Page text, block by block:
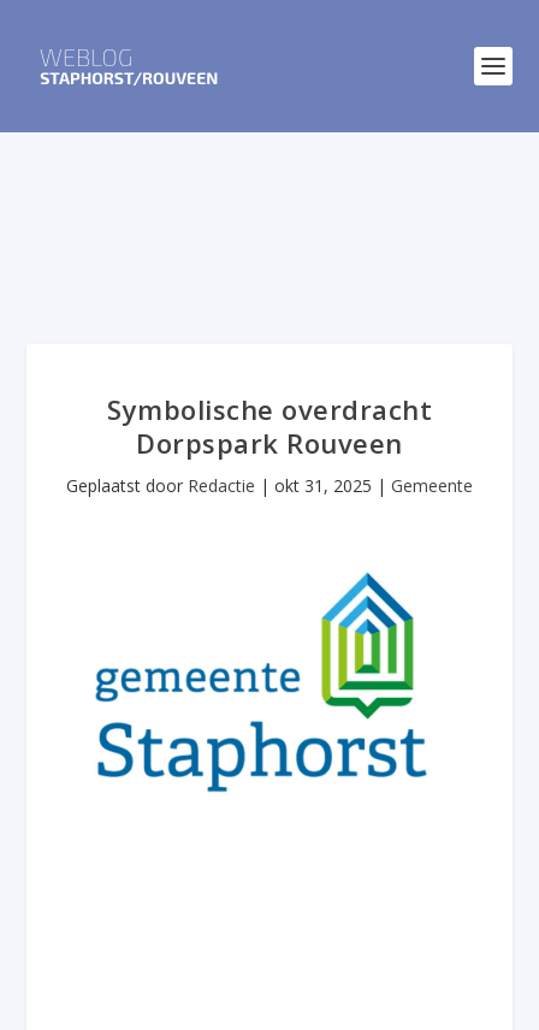
Symbolische overdracht
Dorpspark Rouveen
Geplaatst door Redactie | okt 31, 2025 | Gemeente